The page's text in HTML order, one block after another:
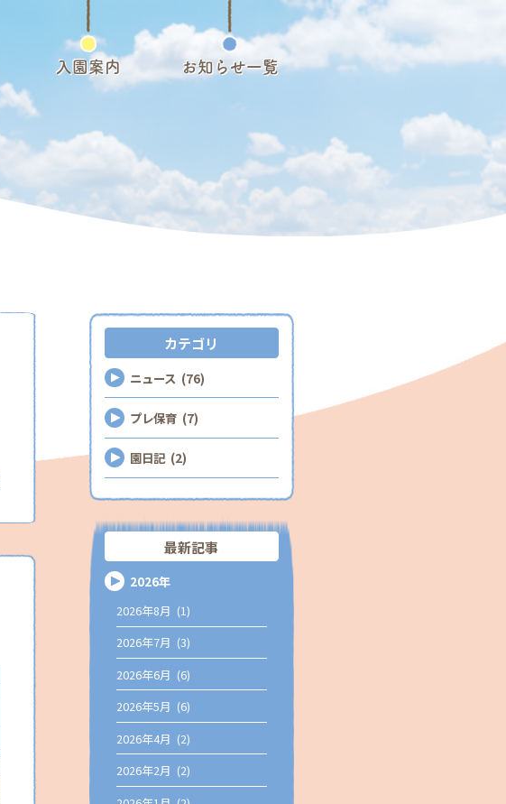
入園案内 お知らせ一覧
カテゴリ
ニュース (76)
プレ保育 (7)
園日記 (2)
最新記事
2026年
2026年8月 (1)
2026年7月 (3)
2026年6月 (6)
2026年5月 (6)
2026年4月 (2)
2026年2月 (2)